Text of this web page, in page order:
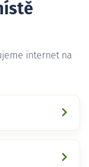
internet na